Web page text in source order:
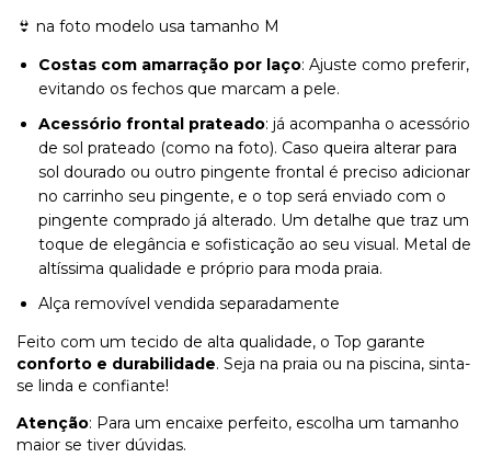
👙 na foto modelo usa tamanho M
Costas com amarração por laço: Ajuste como preferir,
evitando os fechos que marcam a pele.
Acessório frontal prateado: já acompanha o acessório
de sol prateado (como na foto). Caso queira alterar para
sol dourado ou outro pingente frontal é preciso adicionar
no carrinho seu pingente, e o top será enviado com o
pingente comprado já alterado. Um detalhe que traz um
toque de elegância e sofisticação ao seu visual. Metal de
altíssima qualidade e próprio para moda praia.
Alça removível vendida separadamente
Feito com um tecido de alta qualidade, o Top garante
conforto e durabilidade. Seja na praia ou na piscina, sinta-
se linda e confiante!
Atenção: Para um encaixe perfeito, escolha um tamanho
maior se tiver dúvidas.